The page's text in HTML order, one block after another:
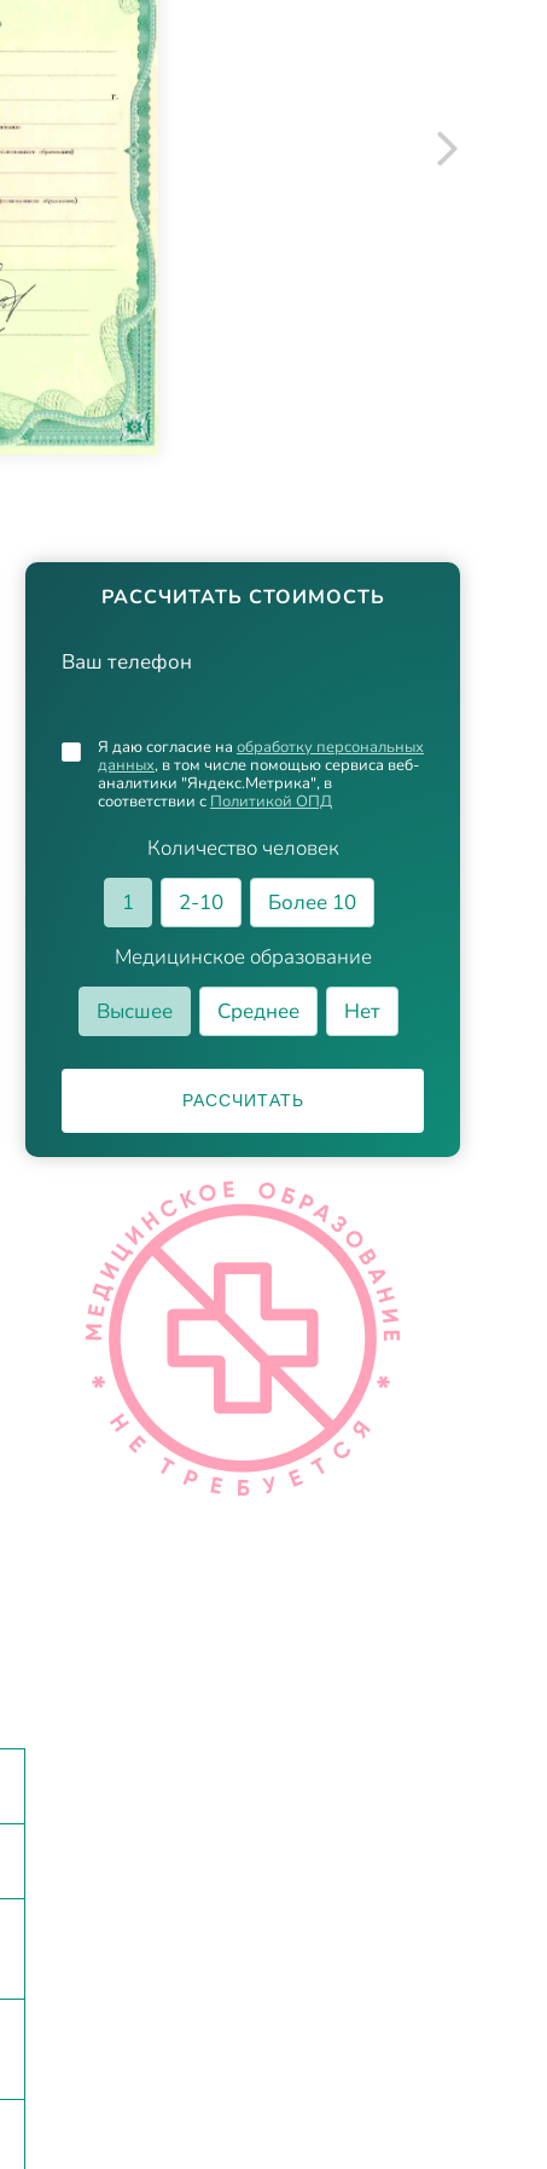
РАССЧИТАТЬ СТОИМОСТЬ
Ваш телефон
Количество человек
1
2-10
Более 10
Медицинское образование
Высшее
Среднее Нет
Я даю согласие на обработку персональных
данных, в том числе помощью сервиса веб-
аналитики "Яндекс.Метрика", в
соответствии с Политикой ОПД
РАССЧИТАТЬ